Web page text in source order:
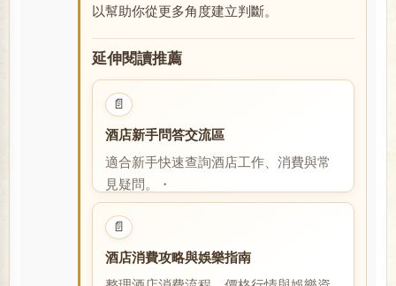
以幫助你從更多角度建立判斷。
延伸閱讀推薦
📄
酒店新手問答交流區
適合新手快速查詢酒店工作、消費與常
見疑問。・
閱讀全文
📄
酒店消費攻略與娛樂指南